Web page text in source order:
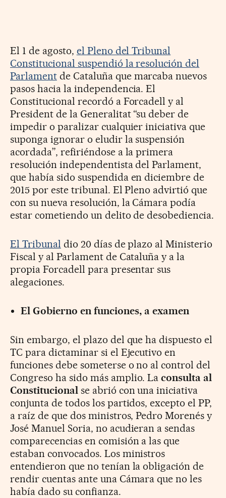
El 1 de agosto, el Pleno del Tribunal
Constitucional suspendió la resolución del
Parlamentde Cataluña que marcaba nuevos
pasos hacia la independencia. El
Constitucional recordó a Forcadell y al
President de la Generalitat “su deber de
impedir o paralizar cualquier iniciativa que
suponga ignorar o eludir la suspensión
acordada”, refiriéndose a la primera
resolución independentista del Parlament,
que había sido suspendida en diciembre de
2015 por este tribunal. El Pleno advirtió que
con su nueva resolución, la Cámara podía
estar cometiendo un delito de desobediencia.
El Tribunal dio 20 días de plazo al Ministerio
Fiscal y al Parlament de Cataluña y a la
propia Forcadell para presentar sus
alegaciones.
El Gobierno en funciones, a examen
Sin embargo, el plazo del que ha dispuesto el
TC para dictaminar si el Ejecutivo en
funciones debe someterse o no al control del
Congreso ha sido más amplio. Laconsulta al
Constitucional se abrió con una iniciativa
conjunta de todos los partidos, excepto el PP,
a raíz de que dos ministros, Pedro Morenés y
José Manuel Soria, no acudieran a sendas
comparecencias en comisión a las que
estaban convocados. Los ministros
entendieron que no tenían la obligación de
rendir cuentas ante una Cámara que no les
había dado su confianza.